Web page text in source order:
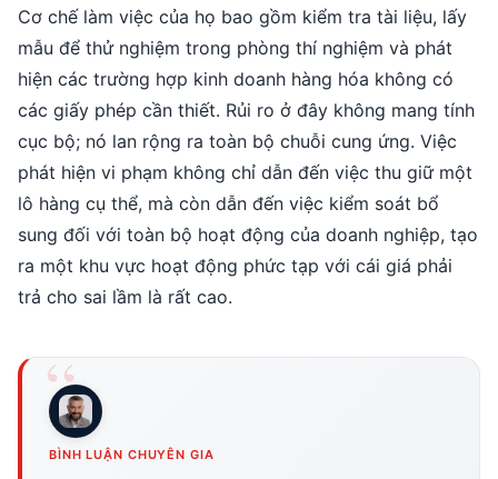
Cơ chế làm việc của họ bao gồm kiểm tra tài liệu, lấy
mẫu để thử nghiệm trong phòng thí nghiệm và phát
hiện các trường hợp kinh doanh hàng hóa không có
các giấy phép cần thiết. Rủi ro ở đây không mang tính
cục bộ; nó lan rộng ra toàn bộ chuỗi cung ứng. Việc
phát hiện vi phạm không chỉ dẫn đến việc thu giữ một
lô hàng cụ thể, mà còn dẫn đến việc kiểm soát bổ
sung đối với toàn bộ hoạt động của doanh nghiệp, tạo
ra một khu vực hoạt động phức tạp với cái giá phải
trả cho sai lầm là rất cao.
BÌNH LUẬN CHUYÊN GIA